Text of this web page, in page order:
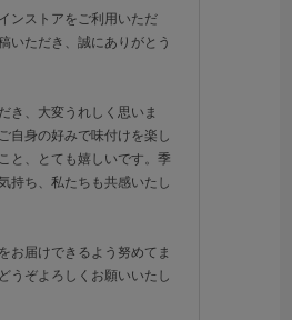
ンストアをご利用いただ
いただき、誠にありがとう
き、大変うれしく思いま
自身の好みで味付けを楽し
と、とても嬉しいです。季
持ち、私たちも共感いたし
お届けできるよう努めてま
うぞよろしくお願いいたし